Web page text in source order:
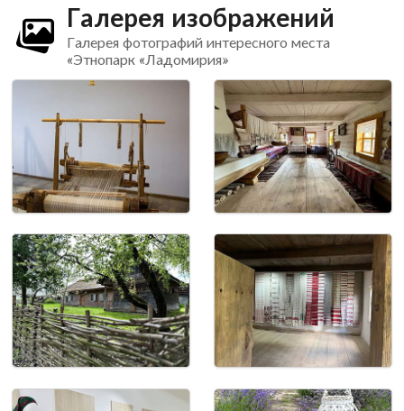
Галерея изображений
Галерея фотографий интересного места
«Этнопарк «Ладомирия»